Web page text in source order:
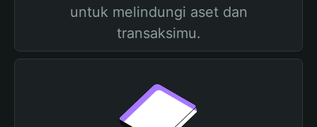
untuk melindungi aset dan
transaksimu.